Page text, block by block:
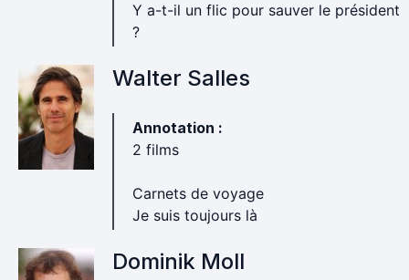
Y a-t-il un flic pour sauver le président
?
Walter Salles
Annotation :
2 films
Carnets de voyage
Je suis toujours là
Dominik Moll